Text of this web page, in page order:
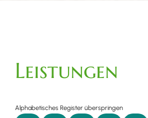
Leistungen
Alphabetisches Register überspringen